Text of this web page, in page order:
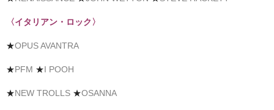
〈イタリアン・ロック〉
★OPUS AVANTRA
★PFM ★I POOH
★NEW TROLLS ★OSANNA